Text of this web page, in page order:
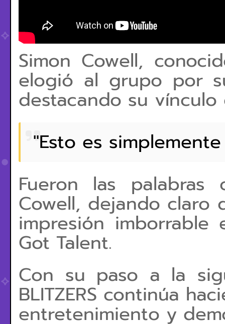
Simon Cowell,
elogió al grupo por
destacando su
"Esto es
Fueron las
Cowell, dejando claro
impresión
Got Talent.
Con su paso a la
BLITZERS continúa
entretenimiento y